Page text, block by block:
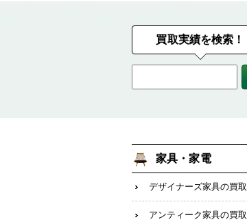
買取実績を検索！
家具・家電
デザイナーズ家具の買取
アンティーク家具の買取